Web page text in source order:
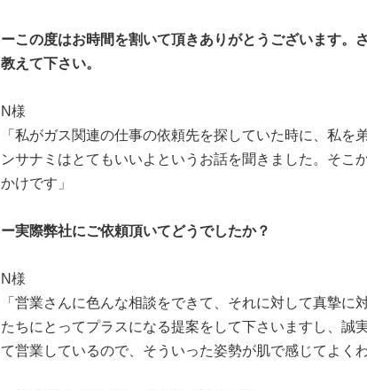
ーこの度はお時間を割いて頂きありがとうございます。
教えて下さい。
N様
「私がガス関連の仕事の依頼先を探していた時に、私
ンサナミはとてもいいよというお話を聞きました。そこ
かけです」
ー実際弊社にご依頼頂いてどうでしたか？
N様
「営業さんに色んな相談をできて、それに対して真摯
たちにとってプラスになる提案をして下さいますし、誠
て営業しているので、そういった姿勢が肌で感じてよく